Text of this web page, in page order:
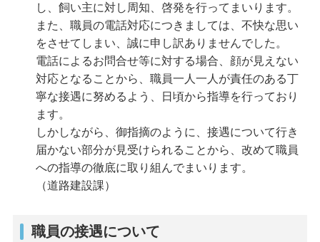
し、飼い主に対し周知、啓発を行ってまいります。
また、職員の電話対応につきましては、不快な思い
をさせてしまい、誠に申し訳ありませんでした。
電話によるお問合せ等に対する場合、顔が見えない
対応となることから、職員一人一人が責任のある丁
寧な接遇に努めるよう、日頃から指導を行っており
ます。
しかしながら、御指摘のように、接遇について行き
届かない部分が見受けられることから、改めて職員
への指導の徹底に取り組んでまいります。
（道路建設課）
職員の接遇について